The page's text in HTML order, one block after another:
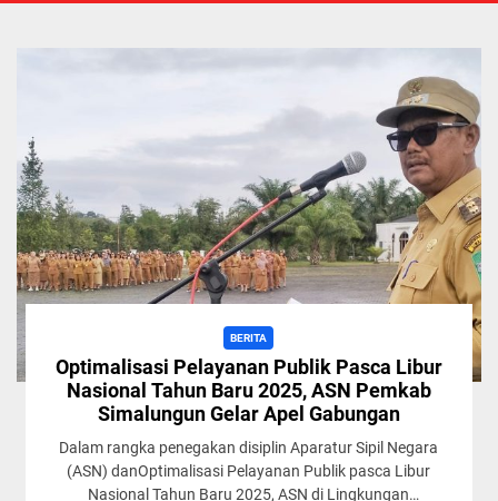
BERITA
Optimalisasi Pelayanan Publik Pasca Libur
Nasional Tahun Baru 2025, ASN Pemkab
Simalungun Gelar Apel Gabungan
Dalam rangka penegakan disiplin Aparatur Sipil Negara
(ASN) danOptimalisasi Pelayanan Publik pasca Libur
Nasional Tahun Baru 2025, ASN di Lingkungan